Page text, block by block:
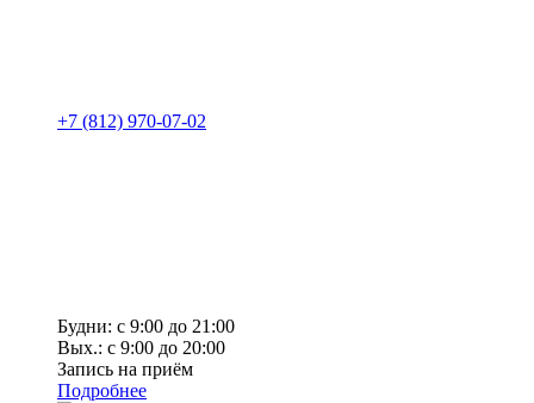
+7 (812) 970-07-02
Будни: с 9:00 до 21:00
Вых.: с 9:00 до 20:00
Запись на приём
Подробнее